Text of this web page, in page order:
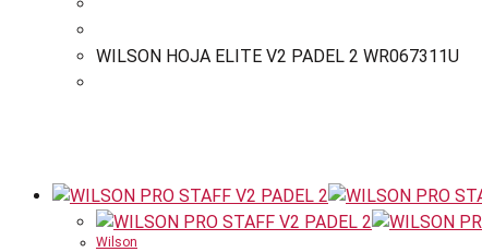
WILSON HOJA ELITE V2 PADEL 2 WR067311U
Wilson